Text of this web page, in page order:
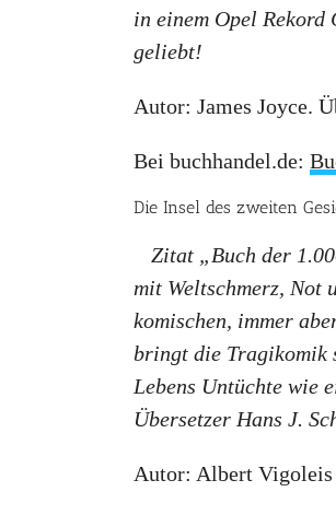
in einem Opel
geliebt!
Autor: James Joyce.
Bei buchhandel.de:
Die Insel des zweiten
Zitat „Buch der
mit Weltschmerz, Not
komischen, immer
bringt die Tragikomik
Lebens Untüchte wie
Übersetzer Hans J.
Autor: Albert Vigoleis